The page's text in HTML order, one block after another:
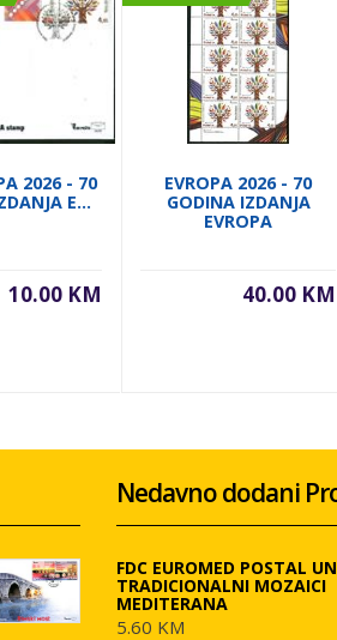
2026 - 70
E...
10.00 KM
EVROPA 2026 - 70
GODINA IZDANJA
EVROPA
40.00 KM
Nedavno dodani
FDC EUROMED POSTAL
TRADICIONALNI MOZAICI
MEDITERANA
5.60 KM